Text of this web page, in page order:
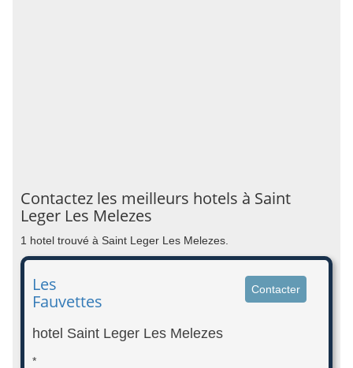
Contactez les meilleurs hotels à Saint
Leger Les Melezes
1 hotel trouvé à Saint Leger Les Melezes.
Les
Fauvettes
Contacter
hotel Saint Leger Les Melezes
*